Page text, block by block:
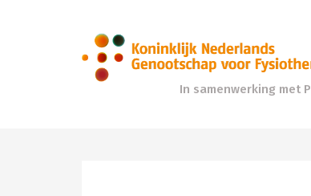
In samenwerking met